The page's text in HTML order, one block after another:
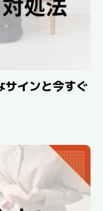
サインと今すぐ